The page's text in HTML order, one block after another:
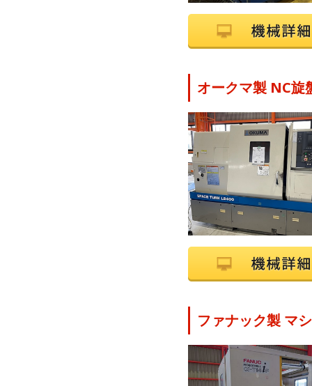
オークマ製 NC旋
ファナック製 マ